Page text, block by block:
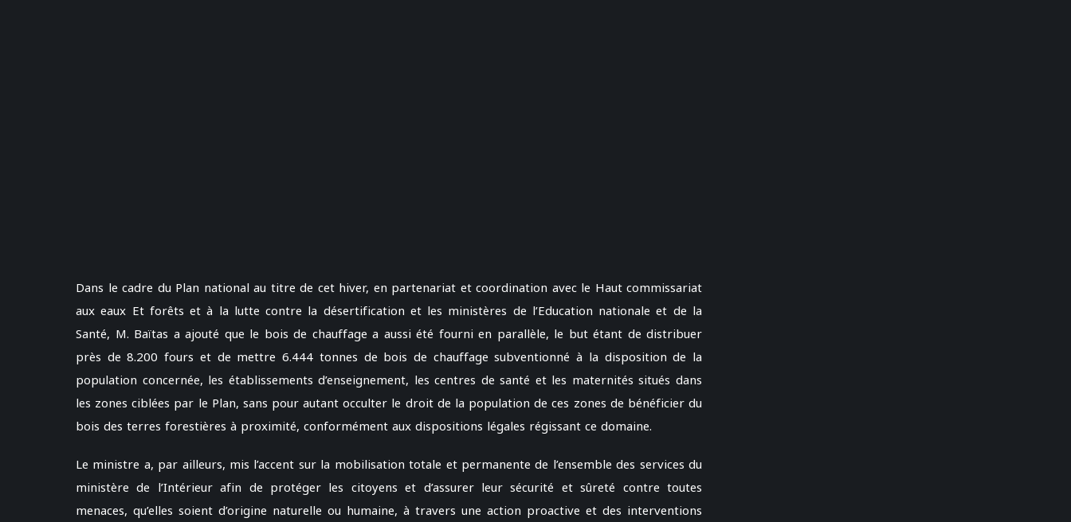
Dans le cadre du Plan national au titre de cet hiver, en partenariat et coordination avec le Haut commissariat
aux eaux Et forêts et à la lutte contre la désertification et les ministères de l’Education nationale et de la
Santé, M. Baïtas a ajouté que le bois de chauffage a aussi été fourni en parallèle, le but étant de distribuer
près de 8.200 fours et de mettre 6.444 tonnes de bois de chauffage subventionné à la disposition de la
population concernée, les établissements d’enseignement, les centres de santé et les maternités situés dans
les zones ciblées par le Plan, sans pour autant occulter le droit de la population de ces zones de bénéficier du
bois des terres forestières à proximité, conformément aux dispositions légales régissant ce domaine.
Le ministre a, par ailleurs, mis l’accent sur la mobilisation totale et permanente de l’ensemble des services du
ministère de l’Intérieur afin de protéger les citoyens et d’assurer leur sécurité et sûreté contre toutes
menaces, qu’elles soient d’origine naturelle ou humaine, à travers une action proactive et des interventions